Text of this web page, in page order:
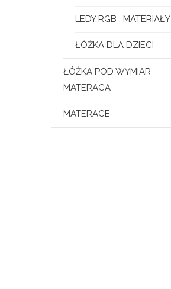
LEDY RGB , MATERIAŁY
ŁÓŻKA DLA DZIECI
ŁÓŻKA POD WYMIAR
MATERACA
MATERACE